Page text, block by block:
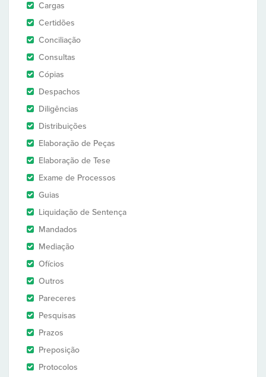
Cargas
Certidões
Conciliação
Consultas
Cópias
Despachos
Diligências
Distribuições
Elaboração de Peças
Elaboração de Tese
Exame de Processos
Guias
Liquidação de Sentença
Mandados
Mediação
Ofícios
Outros
Pareceres
Pesquisas
Prazos
Preposição
Protocolos